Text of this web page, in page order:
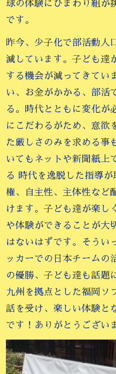
球の体験にひまわり組が
です。
昨今、少子化で部活動人
減しています。子ども達
する機会が減ってきてい
い、お金がかかる、部活
る。時代とともに変化が
にこだわるがため、意欲
た厳しさのみを求める事
いてもネットや新聞紙上
る 時代を逸脱した指導
権、自主性、主体性など
けます。子ども達が楽し
や体験ができることが大
はないはずです。そうい
ッカーでの日本チームの
の優勝、子ども達も話題
九州を拠点とした福岡ソ
話を受け、楽しい体験と
です！ありがとうござい